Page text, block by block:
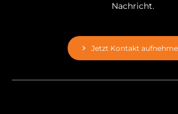
Nachricht.
Jetzt Kontakt